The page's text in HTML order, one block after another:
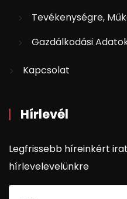
Tevékenységre,
Gazdálkodási
Kapcsolat
Hírlevél
Legfrissebb híreinkért
hírlevelevelünkre